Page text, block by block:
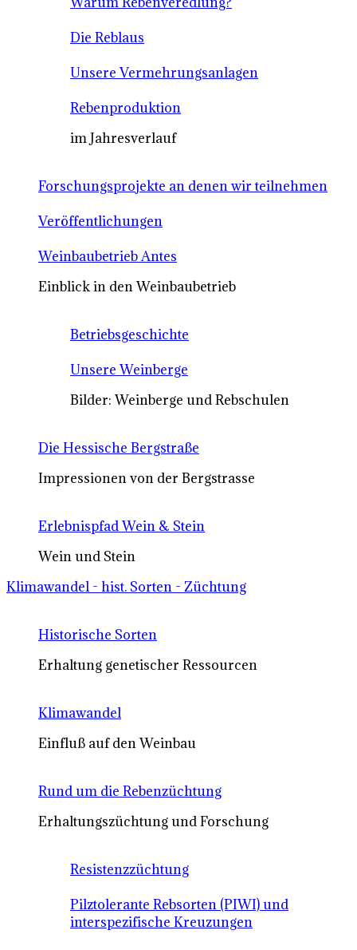
Die Reblaus
Unsere Vermehrungsanlagen
Rebenproduktion
im Jahresverlauf
Forschungsprojekte an denen wir teilnehmen
Veröffentlichungen
Weinbaubetrieb Antes
Einblick in den Weinbaubetrieb
Betriebsgeschichte
Unsere Weinberge
Bilder: Weinberge und Rebschulen
Die Hessische Bergstraße
Impressionen von der Bergstrasse
Erlebnispfad Wein & Stein
Wein und Stein
Klimawandel - hist. Sorten - Züchtung
Historische Sorten
Erhaltung genetischer Ressourcen
Klimawandel
Einfluß auf den Weinbau
Rund um die Rebenzüchtung
Erhaltungszüchtung und Forschung
Resistenzzüchtung
Pilztolerante Rebsorten (PIWI) und
interspezifische Kreuzungen